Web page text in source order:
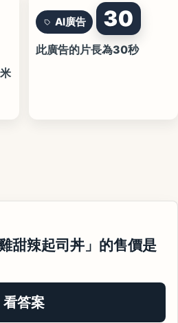
AI廣告 30
此廣告的片長為30秒
甜辣起司丼」的售價是
看答案